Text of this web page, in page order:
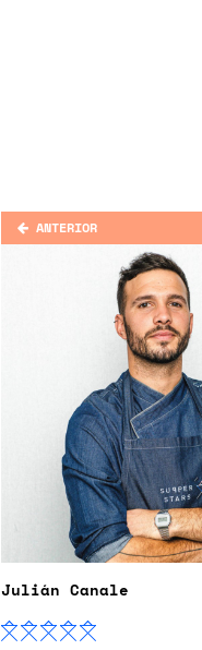
ANTERIOR
Julián Canale